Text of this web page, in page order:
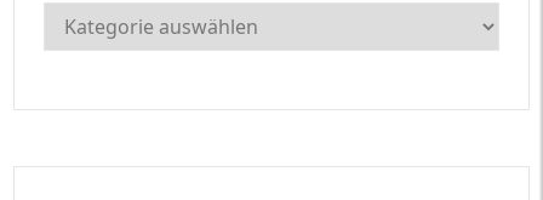
Kategorien